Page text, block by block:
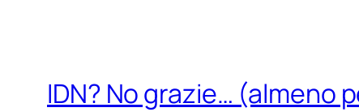
IDN? No grazie… (almeno